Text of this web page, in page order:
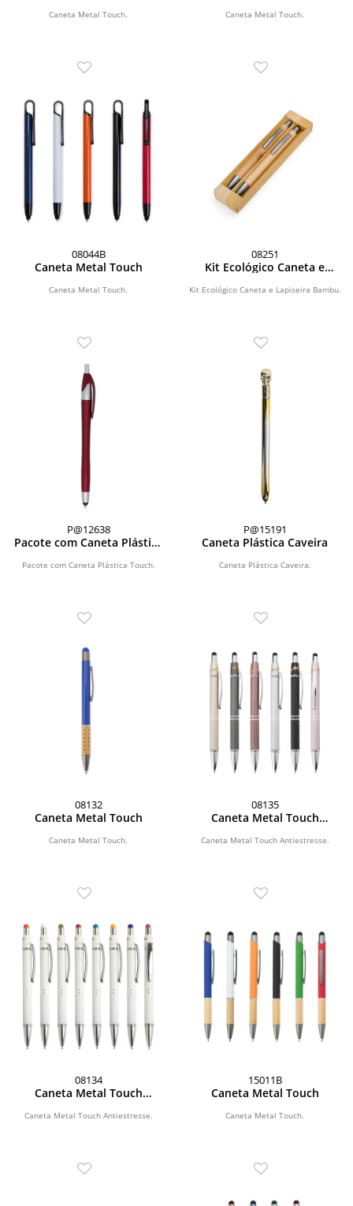
Caneta Metal Touch. Caneta Metal Touch.
08044B
Caneta Metal Touch
Caneta Metal Touch.
08251
Kit Ecológico Caneta e
Kit Ecológico Caneta e Lapiseira Bambu.
P@12638
Pacote com Caneta Plástica
Pacote com Caneta Plástica Touch.
P@15191
Caneta Plástica Caveira
Caneta Plástica Caveira.
08132
Caneta Metal Touch
Caneta Metal Touch.
08135
Caneta Metal Touch
Caneta Metal Touch Antiestresse.
08134
Caneta Metal Touch
Caneta Metal Touch Antiestresse.
15011B
Caneta Metal Touch
Caneta Metal Touch.